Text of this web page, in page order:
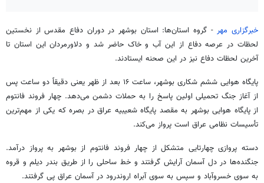
خبرگزاری مهر - گروه استان‌ها: استان بوشهر در دوران دفاع مقدس از نخستین
لحظات در عرصه دفاع از این آب و خاک حاضر شد و دلاورمردان این استان تا
آخرین لحظات دفاع نیز در این صحنه ایستادند.
پایگاه هوایی ششم شکاری بوشهر، ساعت ۱۶ بعد از ظهر یعنی دقیقاً دو ساعت پس
از آغاز جنگ تحمیلی اولین پاسخ را به حملات دشمن می‌دهد. چهار فروند فانتوم
از پایگاه هوایی بوشهر به مقصد پایگاهشعیبیه عراق در بصره که یکی از مهم‌ترین
تأسیسات نظامی عراق است پرواز می‌کند.
دسته پروازی چهارتایی متشکل از چهار فروندفانتوم از بوشهر به پرواز درآمد.
جنگنده‌ها در دل آسمان آرایش گرفتند و خط ساحلی را از طریق بندر دیلم و قروه
به سوی خسروآباد و سپس به سوی آبراه اروندرود در آسمان عراق پی گرفتند.